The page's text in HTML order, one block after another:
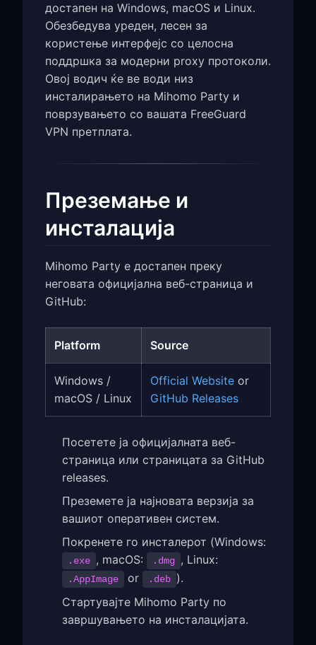
достапен на Windows, macOS и Linux.
Обезбедува уреден, лесен за
користење интерфејс со целосна
поддршка за модерни proxy протоколи.
Овој водич ќе ве води низ
инсталирањето на Mihomo Party и
поврзувањето со вашата FreeGuard
VPN претплата.
Преземање и
инсталација
Mihomo Party е достапен преку
неговата официјална веб-страница и
GitHub:
Platform Source
Windows /
macOS / Linux
Official Website or
GitHub Releases
Посетете ја официјалната веб-
страница или страницата за GitHub
releases.
Преземете ја најновата верзија за
вашиот оперативен систем.
Покренете го инсталерот (Windows:
.exe , macOS: .dmg , Linux:
.AppImage or .deb ).
Стартувајте Mihomo Party по
завршувањето на инсталацијата.